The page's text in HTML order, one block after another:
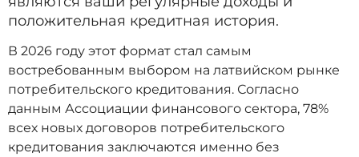
положительная кредитная история.
В 2026 году этот формат стал самым
востребованным выбором на латвийском рынке
потребительского кредитования. Согласно
данным Ассоциации финансового сектора, 78%
всех новых договоров потребительского
кредитования заключаются именно без